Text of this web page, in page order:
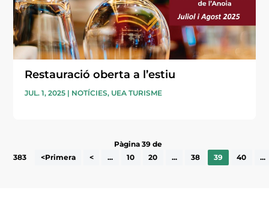
Restauració oberta a l’estiu
JUL. 1, 2025 | NOTÍCIES, UEA TURISME
Pàgina 39 de
383
<Primera < ... 10 20 ... 38 39 40 ...